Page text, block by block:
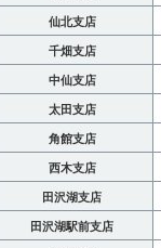
仙北支店
千畑支店
中仙支店
太田支店
角館支店
西木支店
田沢湖支店
田沢湖駅前支店